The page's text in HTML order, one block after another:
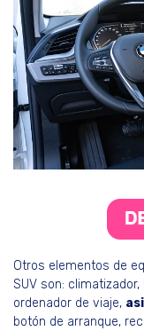
Otros elementos de
SUV son:
ordenador de viaje,
botón de arranque,